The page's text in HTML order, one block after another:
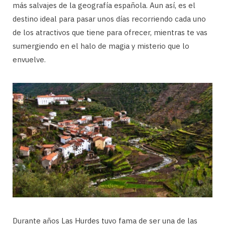
más salvajes de la geografía española. Aun así, es el
destino ideal para pasar unos días recorriendo cada uno
de los atractivos que tiene para ofrecer, mientras te vas
sumergiendo en el halo de magia y misterio que lo
envuelve.
Durante años Las Hurdes tuvo fama de ser una de las